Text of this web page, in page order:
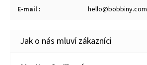
E-mail : hello@bobbiny.com